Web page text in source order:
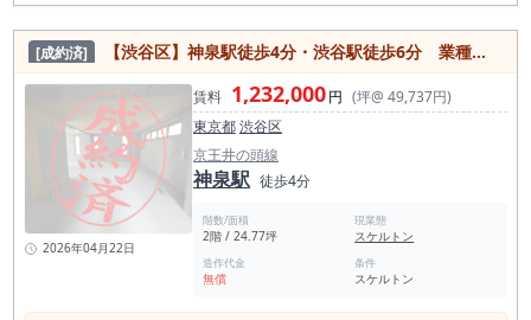
[成約済] 【渋谷区】神泉駅徒歩4分・渋谷駅徒歩6分 業種相談可能！人気エリアの新築テナント
2026年04月22日
賃料 1,232,000円 (坪@ 49,737円)
東京都渋谷区
京王井の頭線
神泉駅 徒歩4分
階数/面積
2階 / 24.77坪
現業態
スケルトン
造作代金
無償
条件
スケルトン